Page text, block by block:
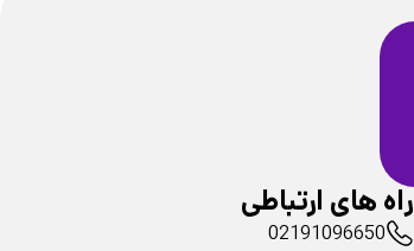
راه های ارتباطی
02191096650